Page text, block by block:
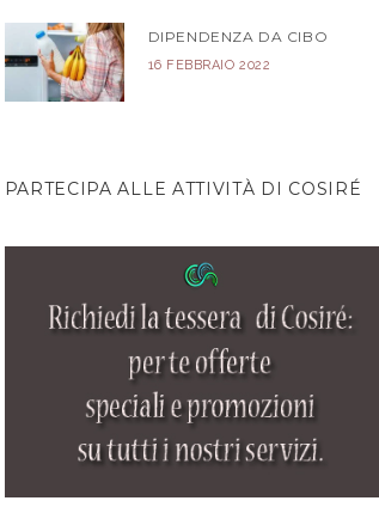
DIPENDENZA DA CIBO
16 FEBBRAIO 2022
PARTECIPA ALLE ATTIVITÀ DI COSIRÉ